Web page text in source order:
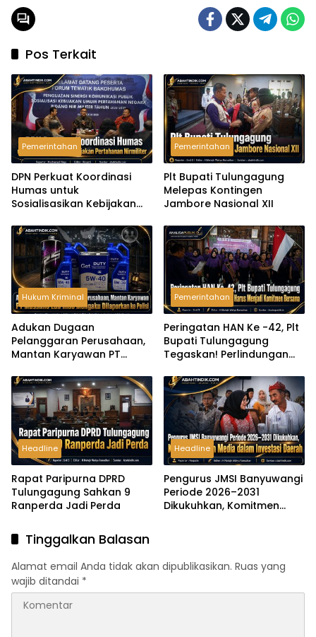
Pos Terkait
Pemerintahan
DPN Perkuat Koordinasi
Humas untuk
Sosialisasikan Kebijakan
Pemerintahan
Plt Bupati Tulungagung
Melepas Kontingen
Jambore Nasional XII
Hukum Kriminal
Adukan Dugaan
Pelanggaran Perusahaan,
Mantan Karyawan PT
Mengaku Dilaporkan ke
Polisi
Pemerintahan
Peringatan HAN Ke -42, Plt
Bupati Tulungagung
Tegaskan! Perlindungan
Komitmen Bersama
Headline
Rapat Paripurna DPRD
Tulungagung Sahkan 9
Ranperda Jadi Perda
Headline
Pengurus JMSI Banyuwangi
Periode 2026–2031
Dikukuhkan, Komitmen
Tinggalkan Balasan
Alamat email Anda tidak akan dipublikasikan. Ruas yang
wajib ditandai *